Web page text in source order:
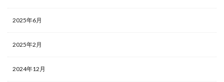
2025年6月
2025年2月
2024年12月